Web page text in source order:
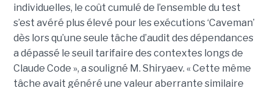
individuelles, le coût cumulé de l’ensemble du test
s’est avéré plus élevé pour les exécutions ‘Caveman’
dès lors qu’une seule tâche d’audit des dépendances
a dépassé le seuil tarifaire des contextes longs de
Claude Code », a souligné M. Shiryaev. « Cette même
tâche avait généré une valeur aberrante similaire